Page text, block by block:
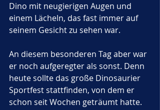
Dino mit neugierigen Augen und
einem Lächeln, das fast immer auf
seinem Gesicht zu sehen war.
An diesem besonderen Tag aber war
er noch aufgeregter als sonst. Denn
heute sollte das große Dinosaurier
Sportfest stattfinden, von dem er
schon seit Wochen geträumt hatte.